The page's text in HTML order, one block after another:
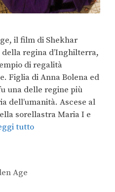
il film di Shekhar
regina d’Inghilterra,
di regalità
Figlia di Anna Bolena ed
una delle regine più
dell’umanità. Ascese al
sorellastra Maria I e
tutto
Age